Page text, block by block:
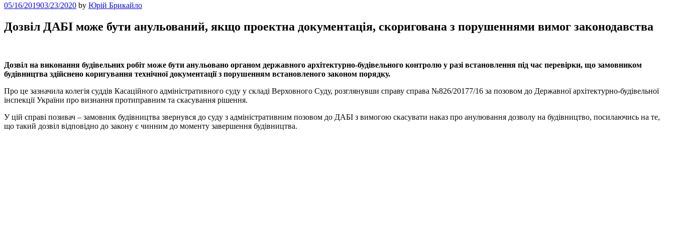
Posted
05/16/201903/23/2020 by Юрій Брикайло
Дозвіл ДАБІ може бути анульований, якщо проектна документація, скоригована з порушеннями вимог законодавства
Дозвіл на виконання будівельних робіт може бути анульовано органом державного архітектурно-будівельного контролю у разі встановлення під час перевірки, що замовником
будівництва здійснено коригування технічної документації з порушенням встановленого законом порядку.
Про це зазначила колегія суддів Касаційного адміністративного суду у складі Верховного Суду, розглянувши справу справа №826/20177/16 за позовом до Державної архітектурно-будівельної
інспекції України про визнання протиправним та скасування рішення.
У цій справі позивач – замовник будівництва звернувся до суду з адміністративним позовом до ДАБІ з вимогою скасувати наказ про анулювання дозволу на будівництво, посилаючись на те,
що такий дозвіл відповідно до закону є чинним до моменту завершення будівництва.